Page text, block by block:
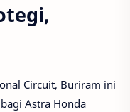
Circuit, Buriram ini
Astra Honda